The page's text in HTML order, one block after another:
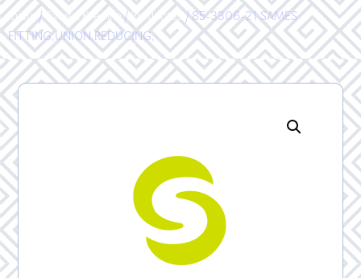
Inicio/Sames Kremlin/Productos/ 85-3306-21 SAMES
FITTING,UNION,REDUCING,